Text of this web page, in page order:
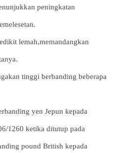
peningkatan
lemah,memandangkan
tinggi berbanding beberapa
yen Jepun kepada
1260 ketika ditutup pada
pound British kepada